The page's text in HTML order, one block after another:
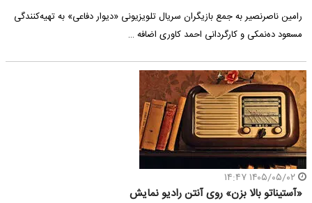
رامین ناصرنصیر به جمع بازیگران سریال تلویزیونی «دیوار دفاعی» به تهیه‌کنندگی
مسعود ده‌نمکی و کارگردانی احمد کاوری اضافه …
«آستیناتو بالا بزن» روی آنتن رادیو نمایش